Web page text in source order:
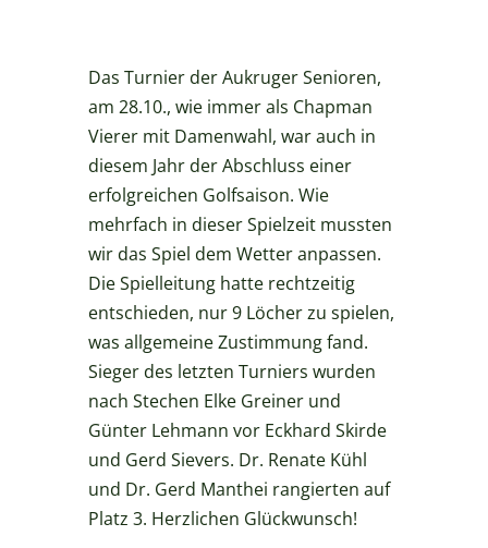
Das Turnier der Aukruger Senioren,
am 28.10., wie immer als Chapman
Vierer mit Damenwahl, war auch in
diesem Jahr der Abschluss einer
erfolgreichen Golfsaison. Wie
mehrfach in dieser Spielzeit mussten
wir das Spiel dem Wetter anpassen.
Die Spielleitung hatte rechtzeitig
entschieden, nur 9 Löcher zu spielen,
was allgemeine Zustimmung fand.
Sieger des letzten Turniers wurden
nach Stechen Elke Greiner und
Günter Lehmann vor Eckhard Skirde
und Gerd Sievers. Dr. Renate Kühl
und Dr. Gerd Manthei rangierten auf
Platz 3. Herzlichen Glückwunsch!